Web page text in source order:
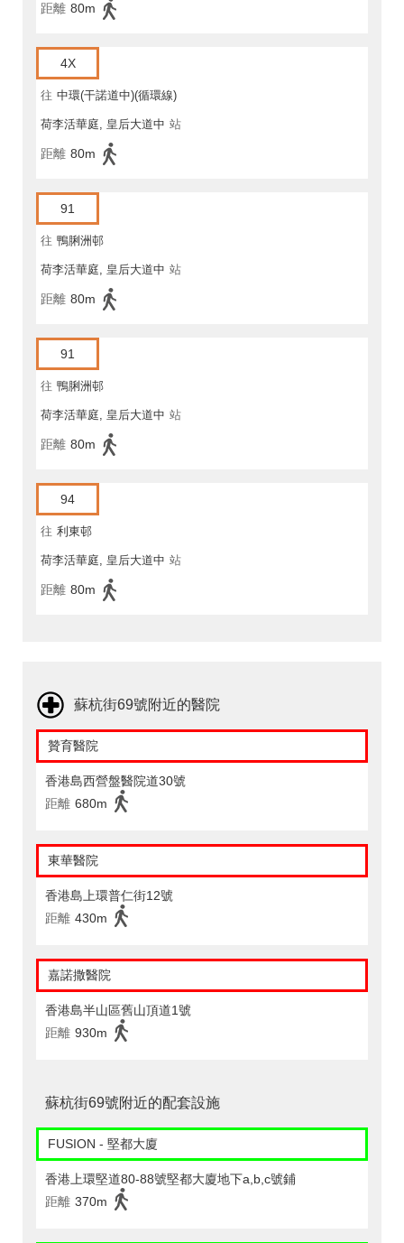
距離 80m
4X
往 中環(干諾道中)(循環線)
荷李活華庭, 皇后大道中 站
距離 80m
91
往 鴨脷洲邨
荷李活華庭, 皇后大道中 站
距離 80m
91
往 鴨脷洲邨
荷李活華庭, 皇后大道中 站
距離 80m
94
往 利東邨
荷李活華庭, 皇后大道中 站
距離 80m
蘇杭街69號附近的醫院
贊育醫院
香港島西營盤醫院道30號
距離 680m
東華醫院
香港島上環普仁街12號
距離 430m
嘉諾撒醫院
香港島半山區舊山頂道1號
距離 930m
蘇杭街69號附近的配套設施
FUSION - 堅都大廈
香港上環堅道80-88號堅都大廈地下a,b,c號鋪
距離 370m